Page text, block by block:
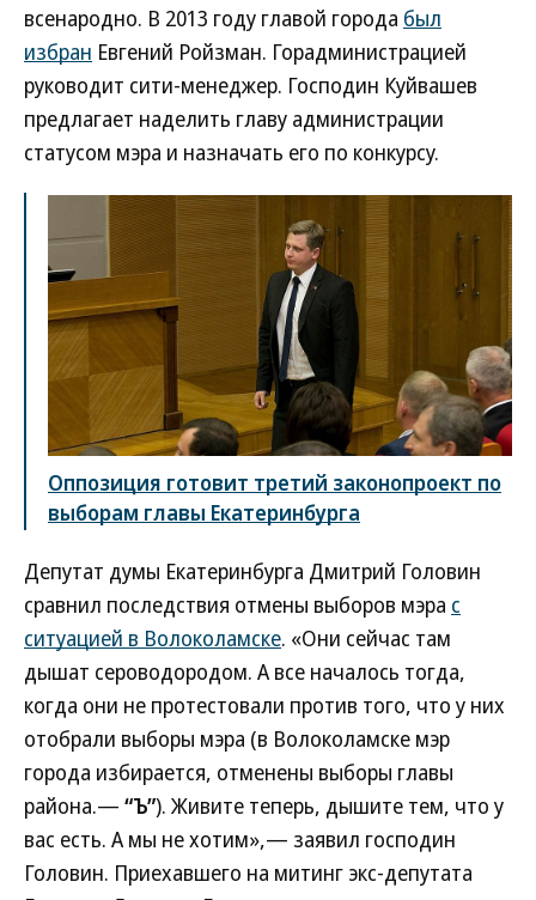
всенародно. В 2013 году главой города был
избран Евгений Ройзман. Горадминистрацией
руководит сити-менеджер. Господин Куйвашев
предлагает наделить главу администрации
статусом мэра и назначать его по конкурсу.
Оппозиция готовит третий законопроект по
выборам главы Екатеринбурга
Депутат думы Екатеринбурга Дмитрий Головин
сравнил последствия отмены выборов мэра с
ситуацией в Волоколамске. «Они сейчас там
дышат сероводородом. А все началось тогда,
когда они не протестовали против того, что у них
отобрали выборы мэра (в Волоколамске мэр
города избирается, отменены выборы главы
района.— “Ъ”). Живите теперь, дышите тем, что у
вас есть. А мы не хотим»,— заявил господин
Головин. Приехавшего на митинг экс-депутата